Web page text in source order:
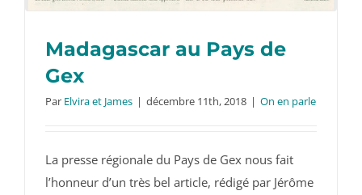
Madagascar au Pays de
Gex
Par Elvira et James | décembre 11th, 2018 | On en parle
La presse régionale du Pays de Gex nous fait
l’honneur d’un très bel article, rédigé par Jérôme